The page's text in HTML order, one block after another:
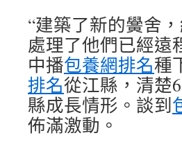
“建築了新的黌舍
處理了他們已經遠
中播包養網排名種
排名從江縣，清楚
縣成長情形。談到
佈滿激動。